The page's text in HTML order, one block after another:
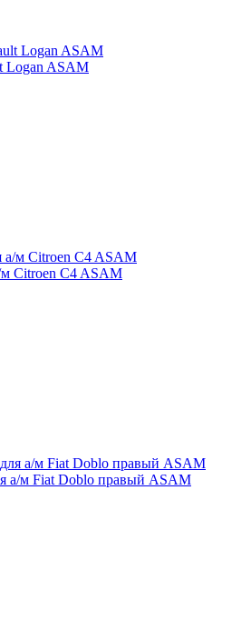
Logan ASAM
Citroen C4 ASAM
а/м Fiat Doblo правый ASAM